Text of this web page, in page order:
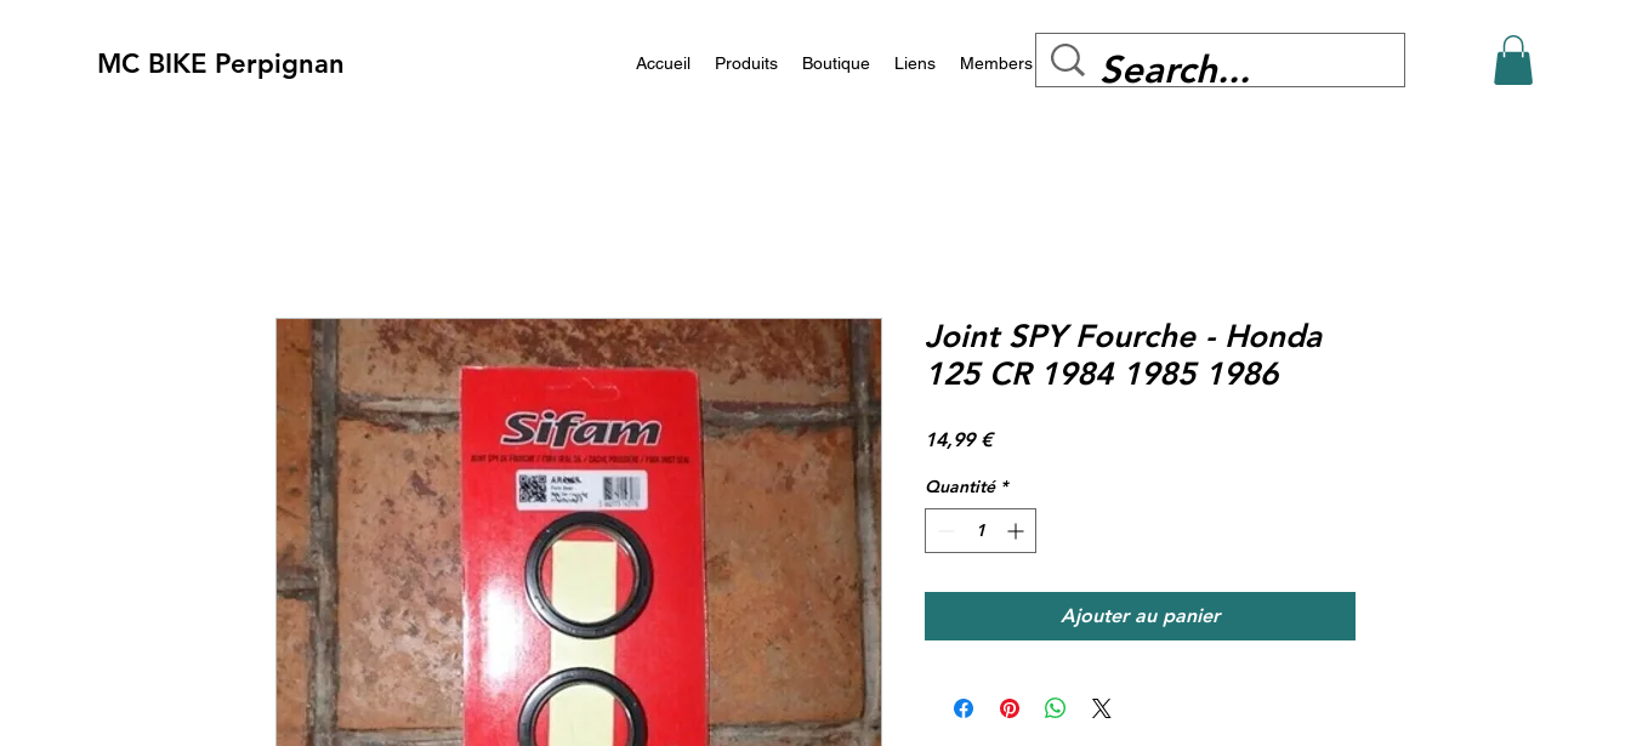
MC BIKE Perpignan Accueil Produits Boutique Liens Members
Joint SPY Fourche - Honda
125 CR 1984 1985 1986
14,99 €Prix
Quantité *
Ajouter au panier